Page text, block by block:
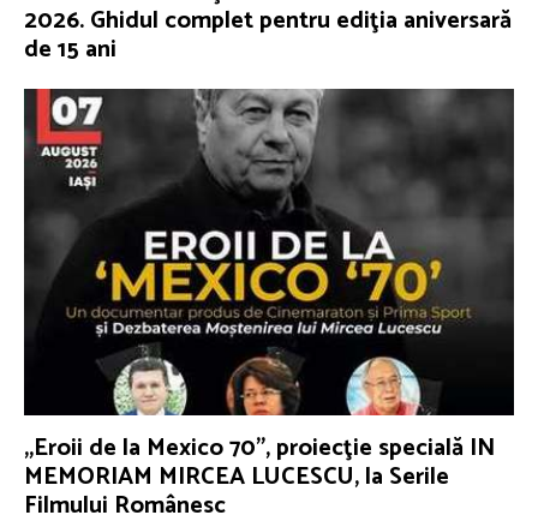
2026. Ghidul complet pentru ediţia aniversară
de 15 ani
„Eroii de la Mexico 70”, proiecţie specială IN
MEMORIAM MIRCEA LUCESCU, la Serile
Filmului Românesc